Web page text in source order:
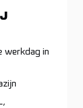
werkdag in